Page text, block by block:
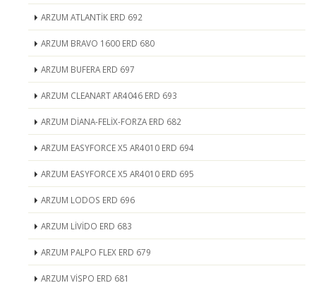
ARZUM ATLANTİK ERD 692
ARZUM BRAVO 1600 ERD 680
ARZUM BUFERA ERD 697
ARZUM CLEANART AR4046 ERD 693
ARZUM DİANA-FELİX-FORZA ERD 682
ARZUM EASYFORCE X5 AR4010 ERD 694
ARZUM EASYFORCE X5 AR4010 ERD 695
ARZUM LODOS ERD 696
ARZUM LİVİDO ERD 683
ARZUM PALPO FLEX ERD 679
ARZUM VİSPO ERD 681